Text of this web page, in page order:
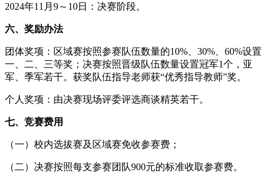
2024年11月9～10日：决赛阶段。
六、奖励办法
团体奖项：区域赛按照参赛队伍数量的10%、30%、60%设置
一、二、三等奖；决赛按照晋级队伍数量设置冠军1个，亚
军、季军若干。获奖队伍指导老师获“优秀指导教师”奖。
个人奖项：由决赛现场评委评选商谈精英若干。
七、竞赛费用
（一）校内选拔赛及区域赛免收参赛费；
（二）决赛按照每支参赛团队900元的标准收取参赛费。